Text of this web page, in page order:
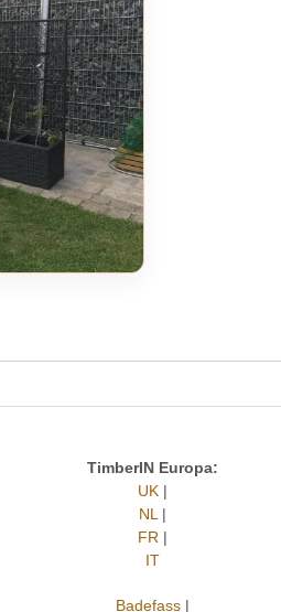
TimberIN Europa:
UK |
NL |
FR |
IT
Badefass |